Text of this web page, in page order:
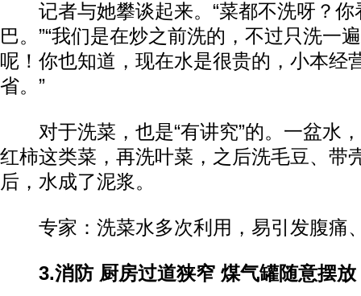
记者与她攀谈起来。“菜都不洗呀？你
巴。”“我们是在炒之前洗的，不过只洗一
呢！你也知道，现在水是很贵的，小本经
省。”
对于洗菜，也是“有讲究”的。一盆水
红柿这类菜，再洗叶菜，之后洗毛豆、带
后，水成了泥浆。
专家：洗菜水多次利用，易引发腹痛
3.消防 厨房过道狭窄 煤气罐随意摆放